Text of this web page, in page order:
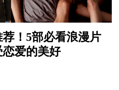
！5部必看浪漫片
爱的美好